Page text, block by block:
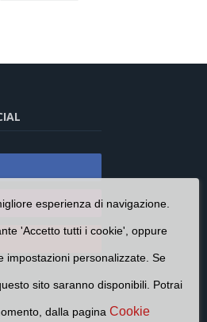
esperienza di navigazione.
'Accetto tutti i cookie', oppure
impostazioni personalizzate. Se
sito saranno disponibili. Potrai
dalla pagina Cookie